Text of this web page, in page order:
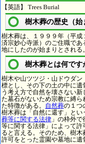
【英語】 Trees Burial
樹木葬の歴史（始
樹木葬は、１９９９年（平
済宗妙心寺派）のご住職で
地にしたのが始まりとされる。
樹木葬とは何です
樹木や山ツツジ・山ドウダ
標とし、その下の土の中に
う考え方で自然を壊さない
た墓石がないため宗教に縛
た特徴がある。 自然葬の１つ
樹木葬は「自然に還す」とい
葬等に関する法律 」の枠外
等に関する法律」によって
ると言える。そのため、樹
許可をとった霊園や墓地に遺